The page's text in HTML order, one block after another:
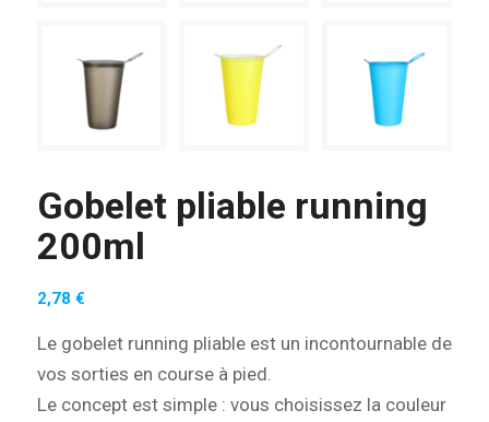
Gobelet pliable running
200ml
2,78 €
Le gobelet running pliable est un incontournable de
vos sorties en course à pied.
Le concept est simple : vous choisissez la couleur